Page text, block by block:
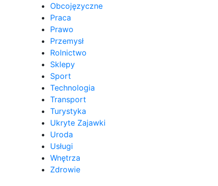
Obcojęzyczne
Praca
Prawo
Przemysł
Rolnictwo
Sklepy
Sport
Technologia
Transport
Turystyka
Ukryte Zajawki
Uroda
Usługi
Wnętrza
Zdrowie